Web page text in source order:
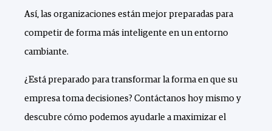
Así, las organizaciones están mejor preparadas para
competir de forma más inteligente en un entorno
cambiante.
¿Está preparado para transformar la forma en que su
empresa toma decisiones? Contáctanos hoy mismo y
descubre cómo podemos ayudarle a maximizar el